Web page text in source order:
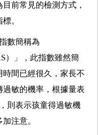
前常見的檢測方式，
。
數簡稱為
）」，此指數雖然簡
間已經很久，家長不
敏的機率，根據量表
則表示孩童得過敏機
注意。